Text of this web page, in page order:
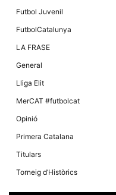
Futbol Juvenil
FutbolCatalunya
LA FRASE
General
Lliga Elit
MerCAT #futbolcat
Opinió
Primera Catalana
Titulars
Torneig d’Històrics